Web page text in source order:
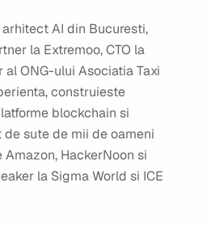
AI din Bucuresti,
la Extremoo, CTO la
ONG-ului Asociatia Taxi
construieste
blockchain si
sute de mii de oameni
HackerNoon si
la Sigma World si ICE